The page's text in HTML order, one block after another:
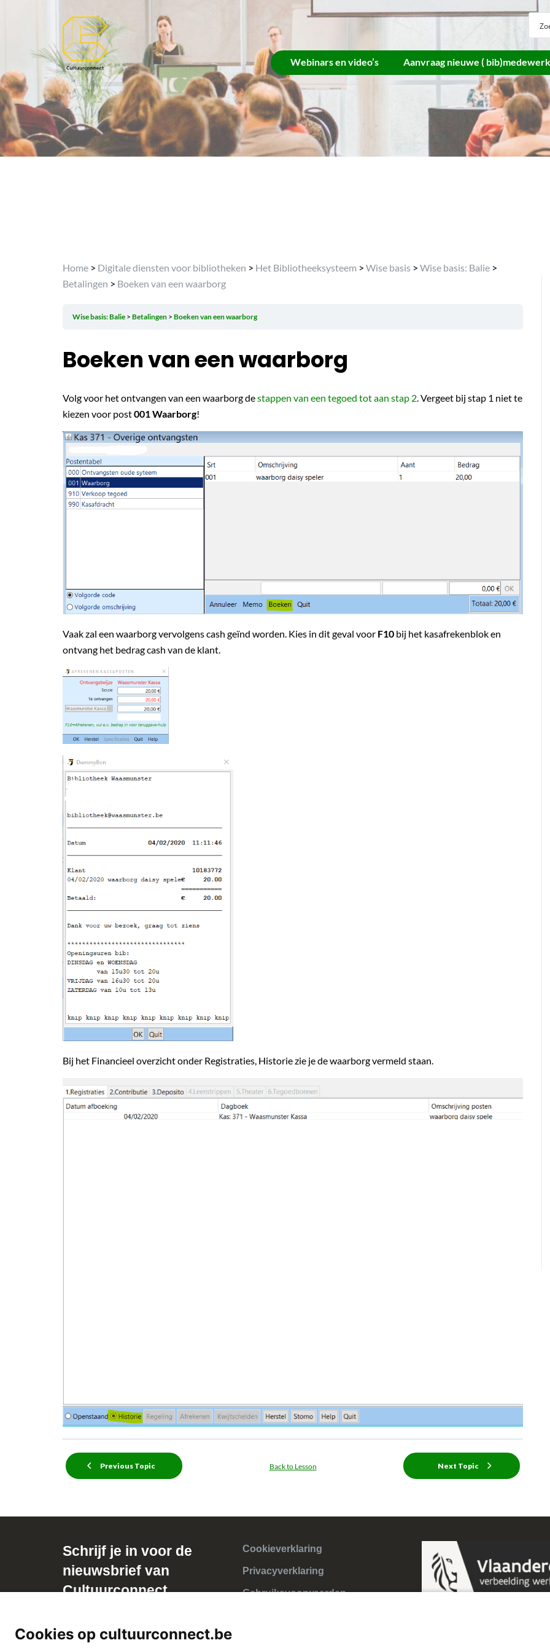
Webinars en video’s Aanvraag nieuwe (
Home > Digitale diensten voor bibliotheken > Het Bibliotheeksysteem > Wise basis > Wise basis: Balie >
Betalingen > Boeken van een waarborg
Wise basis: Balie Betalingen Boeken van een waarborg
Boeken van een waarborg
Volg voor het ontvangen van een waarborg destappen van een tegoed tot aan stap 2. Vergeet bij stap 1 niet te
kiezen voor post001 Waarborg!
Vaak zal een waarborg vervolgens cash geïnd worden. Kies in dit geval voor F10 bij het kasafrekenblok en
ontvang het bedrag cash van de klant.
Bij het Financieel overzicht onder Registraties, Historie zie je de waarborg vermeld staan.
Previous Topic Back to Lesson Next Topic
Schrijf je in voor de
nieuwsbrief van
Cultuurconnect
Cookieverklaring
Privacyverklaring
Gebruiksvoorwaarden
Cookies op cultuurconnect.be